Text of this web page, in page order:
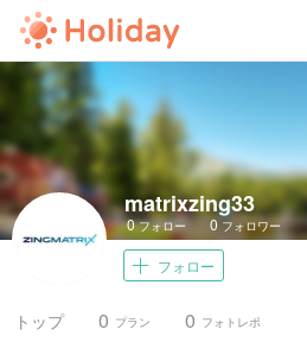
matrixzing33
0フォロー 0 フォロワー
フォロー
トップ プラン
0 フォトレポ
0